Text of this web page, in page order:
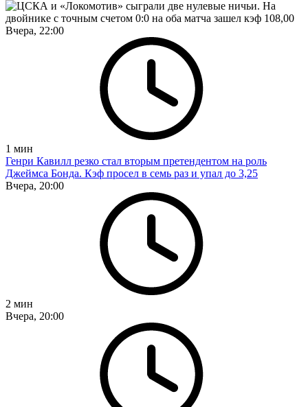
Вчера, 22:00
1 мин
Генри Кавилл резко стал вторым претендентом на роль
Джеймса Бонда. Кэф просел в семь раз и упал до 3,25
Вчера, 20:00
2 мин
Вчера, 20:00